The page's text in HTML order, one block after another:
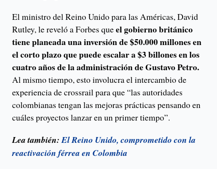
El ministro del Reino Unido para las Américas, David
Rutley, le reveló a Forbes queel gobierno británico
tiene planeada una inversión de $50.000 millones en
el corto plazo que puede escalar a $3 billones en los
cuatro años de la administración de Gustavo Petro.
Al mismo tiempo, esto involucra el intercambio de
experiencia de crossrail para que “las autoridades
colombianas tengan las mejoras prácticas pensando en
cuáles proyectos lanzar en un primer tiempo”.
Lea también:El Reino Unido, comprometido con la
reactivación férrea en Colombia